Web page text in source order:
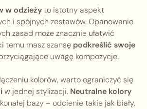
w odzieżyto istotny aspekt
i spójnych zestawów. Opanowanie
zasad może znacznie ułatwić
temu masz szansę podkreślić swoje
uwagę kompozycje.
kolorów, warto ograniczyć się
w jednej stylizacji. Neutralne kolory
bazy – odcienie takie jak biały,